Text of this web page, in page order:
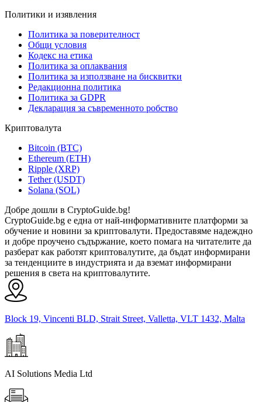
Политики и изявления
Политика за поверителност
Общи условия
Кодекс на етика
Политика за оплаквания
Политика за използване на бисквитки
Редакционна политика
Политика за GDPR
Декларация за съвременното робство
Криптовалута
Bitcoin (BTC)
Ethereum (ETH)
Ripple (XRP)
Tether (USDT)
Solana (SOL)
Добре дошли в CryptoGuide.bg!
CryptoGuide.bg е една от най-информативните платформи за
обучение и новини за криптовалути. Предоставяме надеждно
и добре проучено съдържание, което помага на читателите да
разберат как работят криптовалутите, да бъдат информирани
за тенденциите в индустрията и да вземат информирани
решения в света на криптовалутите.
Block 19, Vincenti BLD, Strait Street, Valletta, VLT 1432, Malta
AI Solutions Media Ltd